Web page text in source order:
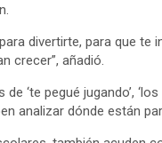
divertirte, para que te
crecer”, añadió.
‘te pegué jugando’,
analizar dónde están